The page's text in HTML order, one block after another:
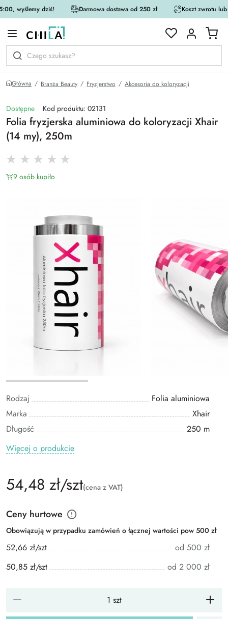
wyślemy dziś! Darmowa dostawa od 250 zł Koszt zwrotu
Główna Branża Beauty Fryzjerstwo Akcesoria do koloryzacji
Dostępne Kod produktu: 02131
Folia fryzjerska aluminiowa do koloryzacji Xhair
(14 my), 250m
9 osób kupiło
Rodzaj
Folia aluminiowa
Marka
Xhair
Długość
250 m
Więcej o produkcie
54,48 zł/szt(cena z VAT)
Ceny hurtowe
Obowiązują w przypadku zamówień o łącznej wartości pow 500 zł
52,66 zł/szt
od 500 zł
50,85 zł/szt
od 2 000 zł